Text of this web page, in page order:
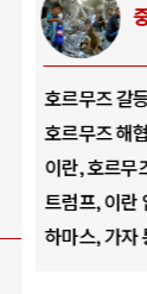
호르무즈 갈
호르무즈 해
이란, 호르무
트럼프, 이란
하마스, 가자